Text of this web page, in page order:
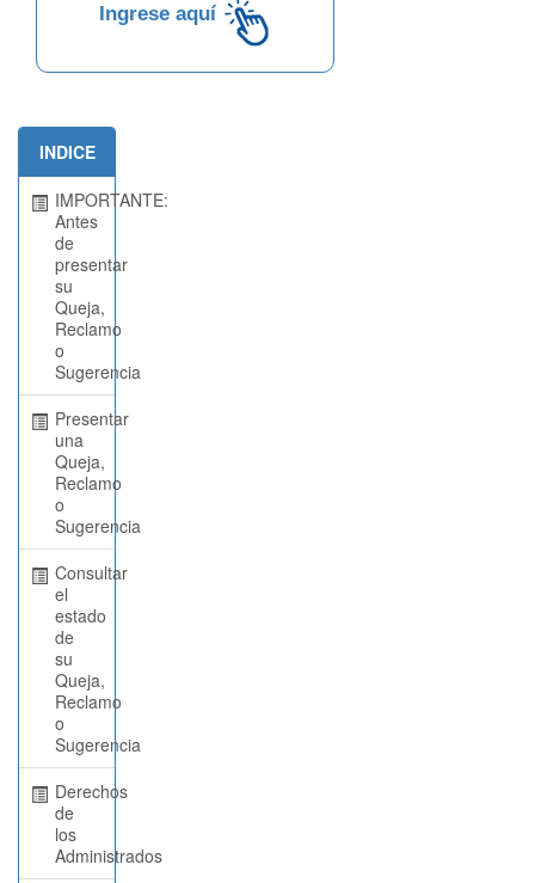
Ingrese aquí
INDICE
IMPORTANTE:
Antes
de
presentar
su
Queja,
Reclamo
o
Sugerencia
Presentar
una
Queja,
Reclamo
o
Sugerencia
Consultar
el
estado
de
su
Queja,
Reclamo
o
Sugerencia
Derechos
de
los
Administrados